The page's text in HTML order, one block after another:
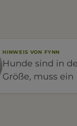
HINWEIS VON FYNN
Hunde sind in
Größe, muss